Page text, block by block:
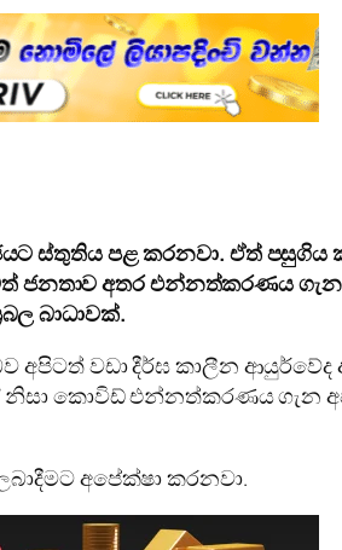
ස්තුතිය පළ කරනවා. ඒත් පසුගිය
ජනතාව අතර එන්නත්කරණය
බාධාවක්.
අපිටත් වඩා දීර්ඝ කාලීන ආයුර්වේද
නිසා කොවිඩ් එන්නත්කරණය
අපේක්ෂා කරනවා.